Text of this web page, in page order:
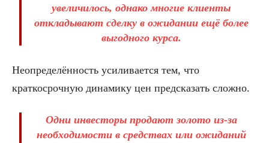
увеличилось, однако многие клиенты
откладывают сделку в ожидании ещё более
выгодного курса.
Неопределённость усиливается тем, что
краткосрочную динамику цен предсказать сложно.
Одни инвесторы продают золото из-за
необходимости в средствах или ожиданий